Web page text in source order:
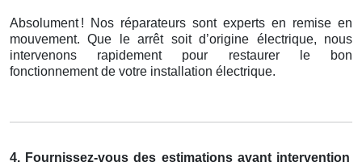
Absolument ! Nos réparateurs sont experts en remise en
mouvement. Que le arrêt soit d’origine électrique, nous
intervenons rapidement pour restaurer le bon
fonctionnement de votre installation é lectrique.
4. Fournissez-vous des estimations avant intervention